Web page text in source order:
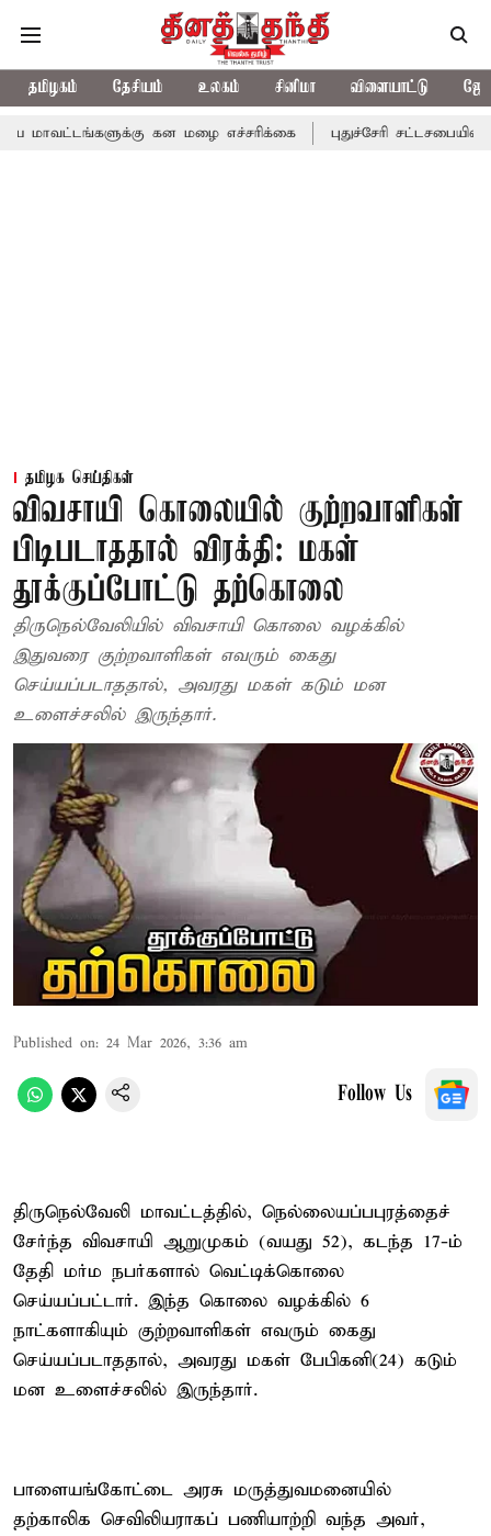
தமிழகம் தேசியம் உலகம் சினிமா விளையாட்டு
கன மழை எச்சரிக்கை புதுச்சேரி சட்டசபையில் வரும்
தமிழக செய்திகள்
விவசாயி கொலையில் குற்றவாளிகள்
பிடிபடாததால் விரக்தி: மகள்
தூக்குப்போட்டு தற்கொலை
திருநெல்வேலியில் விவசாயி கொலை வழக்கில்
இதுவரை குற்றவாளிகள் எவரும் கைது
செய்யப்படாததால், அவரது மகள் கடும் மன
உளைச்சலில் இருந்தார்.
Published on: 24 Mar 2026, 3:36 am
Follow Us
திருநெல்வேலி மாவட்டத்தில், நெல்லையப்பபுரத்தைச்
சேர்ந்த விவசாயி ஆறுமுகம் (வயது 52), கடந்த 17-ம்
தேதி மர்ம நபர்களால் வெட்டிக்கொலை
செய்யப்பட்டார். இந்த கொலை வழக்கில் 6
நாட்களாகியும் குற்றவாளிகள் எவரும் கைது
செய்யப்படாததால், அவரது மகள் பேபிகனி(24) கடும்
மன உளைச்சலில் இருந்தார்.
பாளையங்கோட்டை அரசு மருத்துவமனையில்
தற்காலிக செவிலியராகப் பணியாற்றி வந்த அவர்,